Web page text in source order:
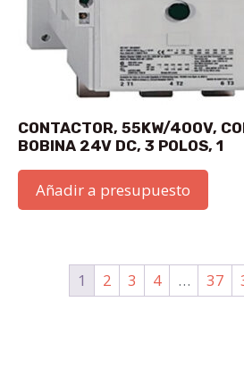
CONTACTOR, 55KW/400V,
BOBINA 24V DC, 3 POLOS, 1
Añadir a presupuesto
1 2 3 4 … 37